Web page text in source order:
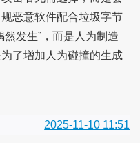
恶意软件配合垃圾字节
发生”，而是人为制造
了增加人为碰撞的生成
2025-11-10 11:51